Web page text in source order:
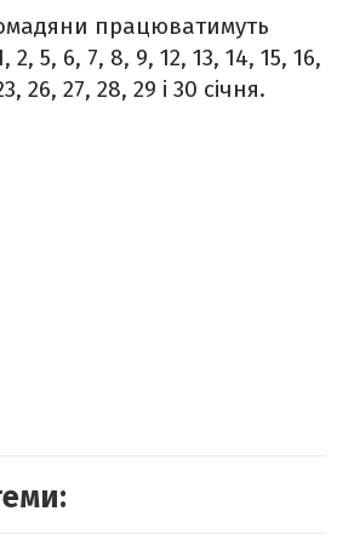
працюватимуть
2, 5, 6, 7, 8, 9, 12, 13, 14, 15, 16,
26, 27, 28, 29 і 30 січня.